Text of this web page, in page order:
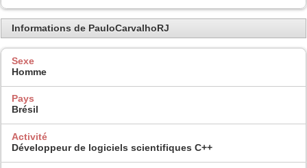
Informations de PauloCarvalhoRJ
Sexe
Homme
Pays
Brésil
Activité
Développeur de logiciels scientifiques C++